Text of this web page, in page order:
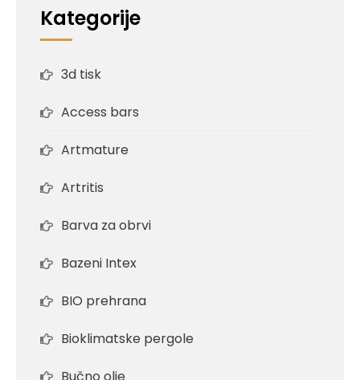
Kategorije
3d tisk
Access bars
Artmature
Artritis
Barva za obrvi
Bazeni Intex
BIO prehrana
Bioklimatske pergole